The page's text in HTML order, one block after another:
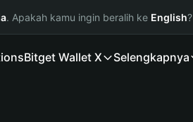
. Apakah kamu ingin beralih ke English?
Bitget Wallet X Selengkapnya